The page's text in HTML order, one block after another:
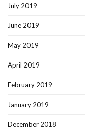
July 2019
June 2019
May 2019
April 2019
February 2019
January 2019
December 2018